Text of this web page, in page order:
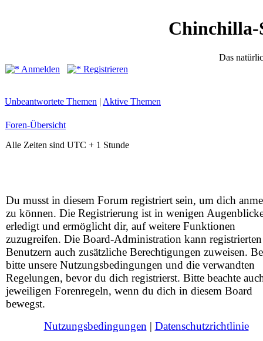
Chinchilla-
Das
Anmelden
Registrieren
Unbeantwortete Themen | Aktive Themen
Foren-Übersicht
Alle Zeiten sind UTC + 1 Stunde
Du musst in diesem Forum registriert sein, um dich
zu können. Die Registrierung ist in wenigen
erledigt und ermöglicht dir, auf weitere Funktionen
zuzugreifen. Die Board-Administration kann registrierten
Benutzern auch zusätzliche Berechtigungen zuweisen.
bitte unsere Nutzungsbedingungen und die verwandten
Regelungen, bevor du dich registrierst. Bitte beachte
jeweiligen Forenregeln, wenn du dich in diesem Board
bewegst.
Nutzungsbedingungen | Datenschutzrichtlinie